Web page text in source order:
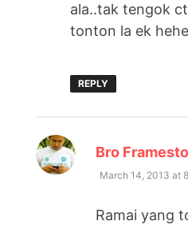
ala..tak tengok
tonton la ek
REPLY
Bro
March 14, 2013 at
Ramai yang